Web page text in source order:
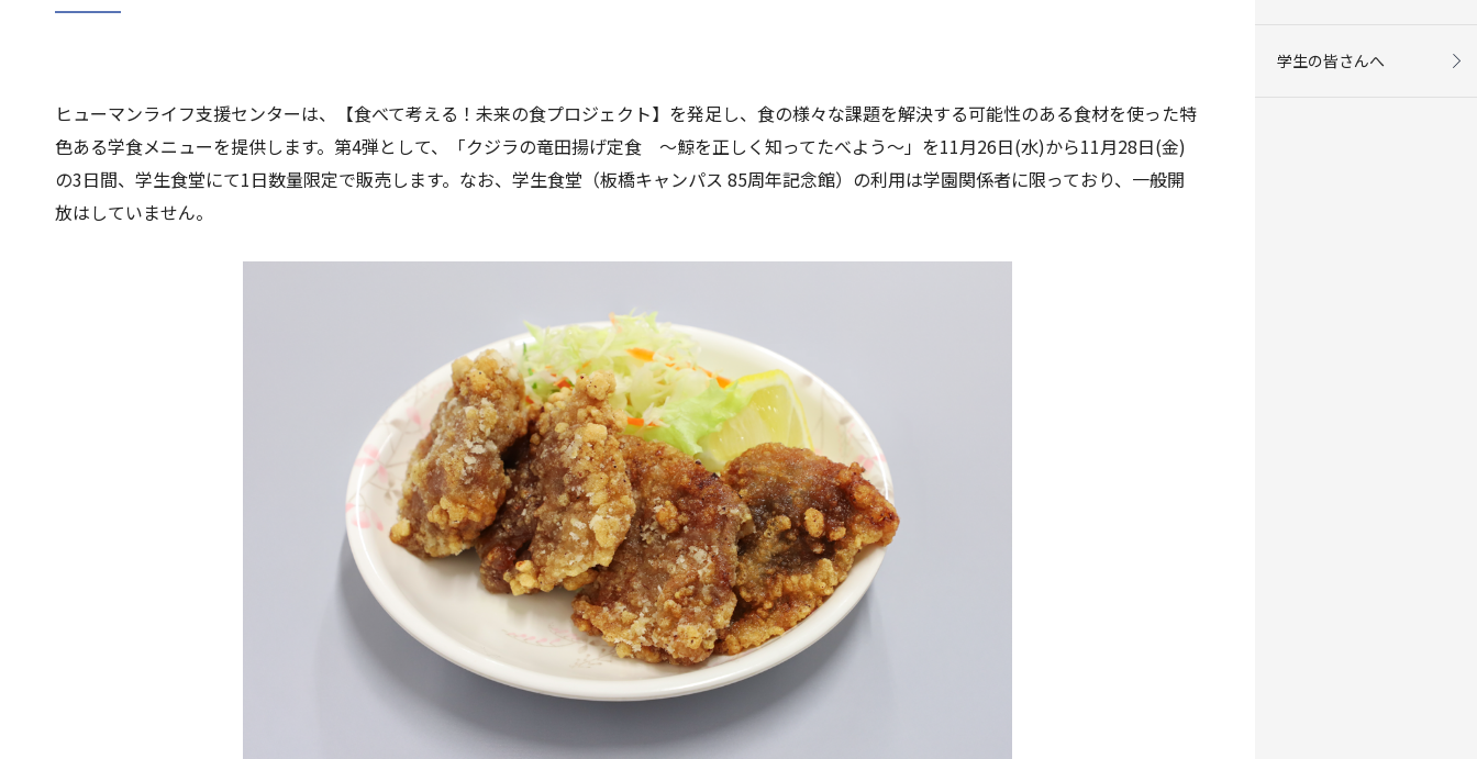
ヒューマンライフ支援センターは、【食べて考える！未来の食プロジェクト】を発足し、食の様々な課題を解決する可能性のある食材を使った特
色ある学食メニューを提供します。第4弾として、「クジラの竜田揚げ定食 ～鯨を正しく知ってたべよう～」を11月26日(水)から11月28日(金)
の3日間、学生食堂にて1日数量限定で販売します。なお、学生食堂（板橋キャンパス 85周年記念館）の利用は学園関係者に限っており、一般開
放はしていません。
学生の皆さんへ